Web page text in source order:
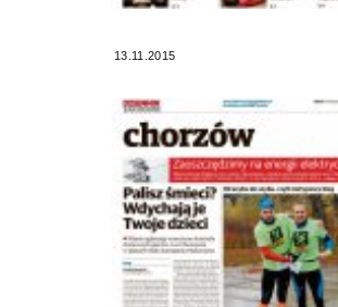
13.11.2015